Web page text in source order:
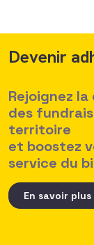
Devenir
Rejoignez
des
territoire
et boostez
service du
En savoir plus